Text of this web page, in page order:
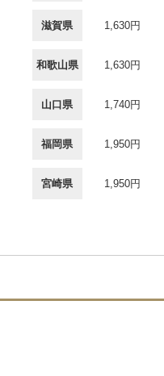
滋賀県 1,630円
和歌山県 1,630円
山口県 1,740円
福岡県 1,950円
宮崎県 1,950円